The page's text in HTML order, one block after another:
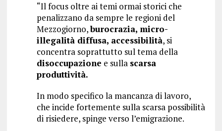
“Il focus oltre ai temi ormai storici che
penalizzano da sempre le regioni del
Mezzogiorno,burocrazia, micro-
illegalità diffusa, accessibilità, si
concentra soprattutto sul tema della
disoccupazione e sulla scarsa
produttività.
In modo specifico la mancanza di lavoro,
che incide fortemente sulla scarsa possibilità
di risiedere, spinge verso l’emigrazione.